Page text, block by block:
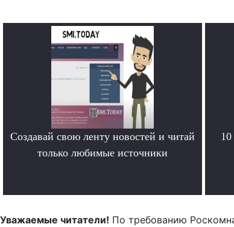
Создавай свою ленту новостей и читай
только любимые источники
Уважаемые читатели! По требованию